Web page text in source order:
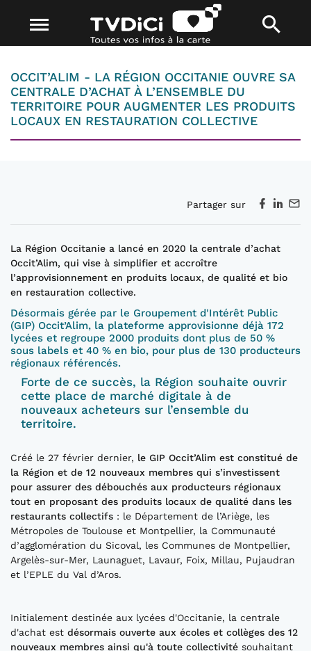
OCCIT’ALIM - LA RÉGION OCCITANIE OUVRE SA
CENTRALE D’ACHAT À L’ENSEMBLE DU
TERRITOIRE POUR AUGMENTER LES PRODUITS
LOCAUX EN RESTAURATION COLLECTIVE
Partager sur
La Région Occitanie a lancé en 2020 la centrale d’achat
Occit’Alim, qui vise à simplifier et accroître
l’approvisionnement en produits locaux, de qualité et bio
en restauration collective.
Désormais gérée par le Groupement d'Intérêt Public
(GIP) Occit’Alim, la plateforme approvisionne déjà 172
lycées et regroupe 2000 produits dont plus de 50 %
sous labels et 40 % en bio, pour plus de 130 producteurs
régionaux référencés.
Forte de ce succès, la Région souhaite ouvrir
cette place de marché digitale à de
nouveaux acheteurs sur l’ensemble du
territoire.
Créé le 27 février dernier, le GIP Occit’Alim est constitué de
la Région et de 12 nouveaux membres qui s’investissent
pour assurer des débouchés aux producteurs régionaux
tout en proposant des produits locaux de qualité dans les
restaurants collectifs : le Département de l’Ariège, les
Métropoles de Toulouse et Montpellier, la Communauté
d’agglomération du Sicoval, les Communes de Montpellier,
Argelès-sur-Mer, Launaguet, Lavaur, Foix, Millau, Pujaudran
et l’EPLE du Val d’Aros.
Initialement destinée aux lycées d'Occitanie, la centrale
d'achat est désormais ouverte aux écoles et collèges des 12
nouveaux membres ainsi qu'à toute collectivité souhaitant